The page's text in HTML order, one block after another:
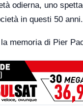
odierna, uno
in questi 50 anni.
memoria di Pier